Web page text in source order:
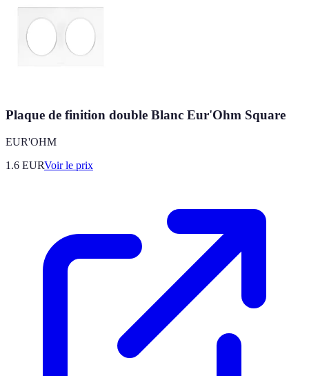
Plaque de finition double Blanc Eur'Ohm Square
EUR'OHM
1.6 EURVoir le prix